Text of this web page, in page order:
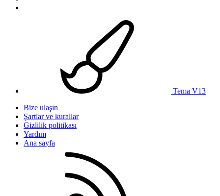
Tema V13
Bize ulaşın
Şartlar ve kurallar
Gizlilik politikası
Yardım
Ana sayfa